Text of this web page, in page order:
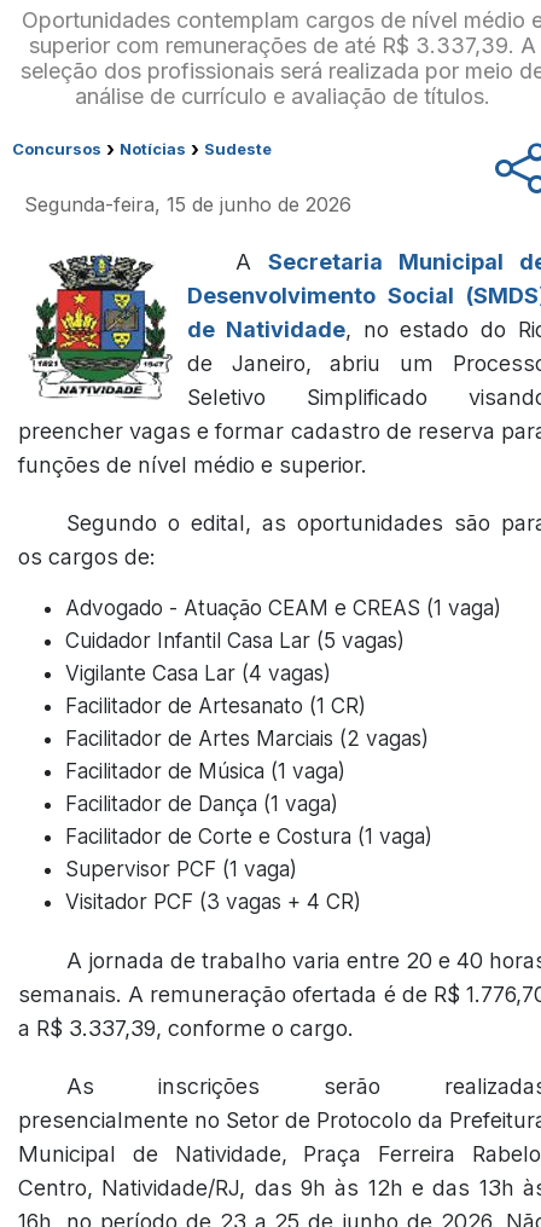
Oportunidades contemplam cargos de nível médio
superior com remunerações de até R$ 3.337,39. A
seleção dos profissionais será realizada por meio
análise de currículo e avaliação de títulos.
Concursos › Notícias › Sudeste
Segunda-feira, 15 de junho de 2026
A Secretaria Municipal
Desenvolvimento Social
de Natividade, no estado do
de Janeiro, abriu um
Seletivo Simplificado
preencher vagas e formar cadastro de reserva
funções de nível médio e superior.
Segundo o edital, as oportunidades são
os cargos de:
Advogado - Atuação CEAM e CREAS (1 vaga)
Cuidador Infantil Casa Lar (5 vagas)
Vigilante Casa Lar (4 vagas)
Facilitador de Artesanato (1 CR)
Facilitador de Artes Marciais (2 vagas)
Facilitador de Música (1 vaga)
Facilitador de Dança (1 vaga)
Facilitador de Corte e Costura (1 vaga)
Supervisor PCF (1 vaga)
Visitador PCF (3 vagas + 4 CR)
A jornada de trabalho varia entre 20 e 40
semanais. A remuneração ofertada é de R$
a R$ 3.337,39, conforme o cargo.
As inscrições serão
presencialmente no Setor de Protocolo da
Municipal de Natividade, Praça Ferreira
Centro, Natividade/RJ, das 9h às 12h e das 13h
16h, no período de 23 a 25 de junho de 2026.